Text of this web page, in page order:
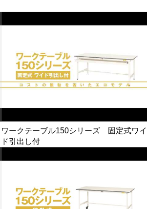
ワークテーブル150シリーズ 固定式ワイ
ド引出し付